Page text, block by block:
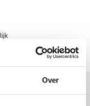
Over
Group, LLC)
aandeel